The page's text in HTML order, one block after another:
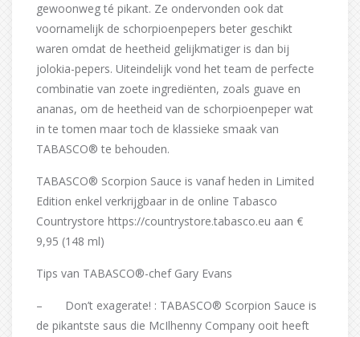
gewoonweg té pikant. Ze ondervonden ook dat
voornamelijk de schorpioenpepers beter geschikt
waren omdat de heetheid gelijkmatiger is dan bij
jolokia-pepers. Uiteindelijk vond het team de perfecte
combinatie van zoete ingrediënten, zoals guave en
ananas, om de heetheid van de schorpioenpeper wat
in te tomen maar toch de klassieke smaak van
TABASCO® te behouden.
TABASCO® Scorpion Sauce is vanaf heden in Limited
Edition enkel verkrijgbaar in de online Tabasco
Countrystore https://countrystore.tabasco.eu aan €
9,95 (148 ml)
Tips van TABASCO®-chef Gary Evans
– Don’t exagerate! : TABASCO® Scorpion Sauce is
de pikantste saus die McIlhenny Company ooit heeft